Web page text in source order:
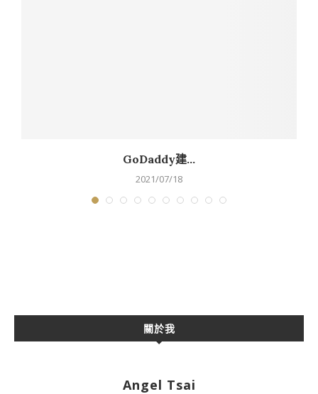
GoDaddy建...
2021/07/18
關於我
Angel Tsai